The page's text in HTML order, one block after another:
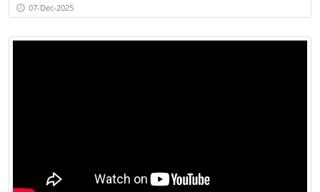
07-Dec-2025